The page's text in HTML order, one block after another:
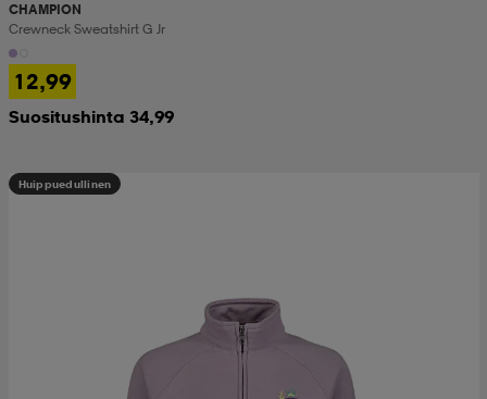
CHAMPION
Crewneck Sweatshirt G Jr
12,99
Suositushinta 34,99
Huippuedullinen